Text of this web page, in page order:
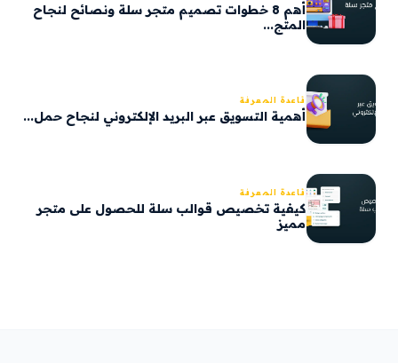
أهم 8 خطوات تصميم متجر سلة ونصائح لنجاح
المتج...
قاعدة المعرفة
أهمية التسويق عبر البريد الإلكتروني لنجاح حمل...
قاعدة المعرفة
كيفية تخصيص قوالب سلة للحصول على متجر
مميز